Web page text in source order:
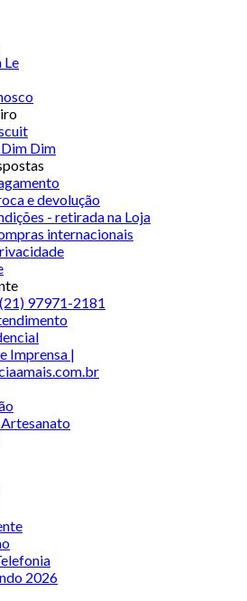
Le
Dim
e devolução
- retirada na Loja
internacionais
97971-2181
Imprensa |
2026